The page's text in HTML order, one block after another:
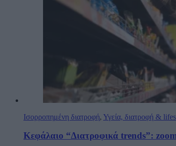
Ισορροπημένη διατροφή, Υγεία, διατροφή &
Κεφάλαιο “Διατροφικά trends”: